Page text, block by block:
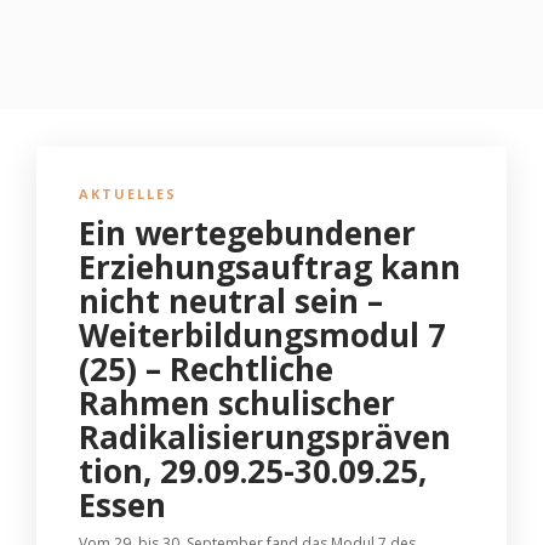
AKTUELLES
Ein wertegebundener
Erziehungsauftrag kann
nicht neutral sein –
Weiterbildungsmodul 7
(25) – Rechtliche
Rahmen schulischer
Radikalisierungspräven
tion, 29.09.25-30.09.25,
Essen